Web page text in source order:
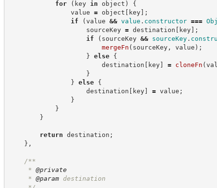
for ( key in object )
{
value = object [ key] ;
if
(value && value . constructor ===
sourceKey = destination [ key] ;
if
( sourceKey && sourceKey .
mergeFn ( sourceKey , value ) ;
}
else {
destination [ key] = cloneFn (
}
}
else {
destination [ key] = value ;
}
}
}
return destination ;
} ,
/**
* @private
* @param destination